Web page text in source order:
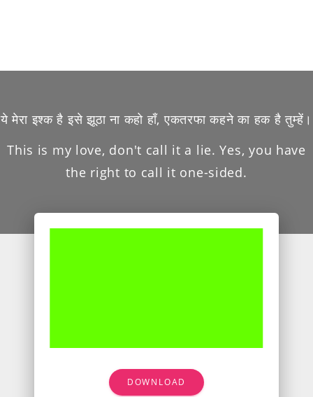
ये मेरा इश्क है इसे झूठा ना कहो हाँ, एकतरफा कहने का हक है तुम्हें।
This is my love, don't call it a lie. Yes, you have
the right to call it one-sided.
DOWNLOAD